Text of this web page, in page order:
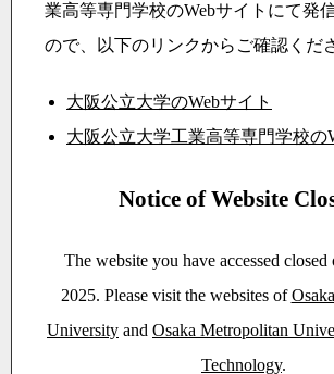
業高等専門学校のWebサイトにて発
ので、以下のリンクからご確認くだ
大阪公立大学のWebサイト
大阪公立大学工業高等専門学校の
Notice of Website
The website you have accessed
2025. Please visit the websites of
University and Osaka Metropolitan
Technology.